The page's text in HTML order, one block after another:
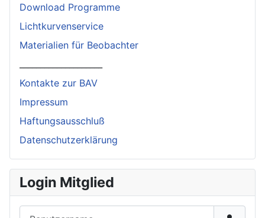
Download Programme
Lichtkurvenservice
Materialien für Beobachter
Kontakte zur BAV
Impressum
Haftungsausschluß
Datenschutzerklärung
Login Mitglied